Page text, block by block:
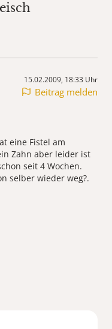
15.02.2009, 18:33 Uhr
Beitrag melden
eine Fistel am
Zahn aber leider ist
seit 4 Wochen.
selber wieder weg?.